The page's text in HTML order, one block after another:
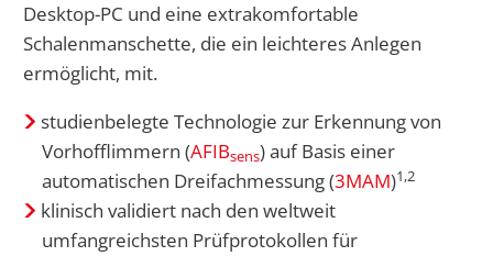
Desktop-PC und eine extrakomfortable
Schalenmanschette, die ein leichteres Anlegen
ermöglicht, mit.
studienbelegte Technologie zur Erkennung von
Vorhofflimmern (AFIBsens) auf Basis einer
automatischen Dreifachmessung (3MAM)1,2
klinisch validiert nach den weltweit
umfangreichsten Prüfprotokollen für